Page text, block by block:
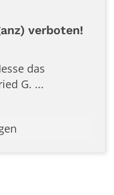
verboten!
das
G. ...